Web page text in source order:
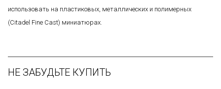
использовать на пластиковых, металлических и полимерных
(Citadel Fine Cast) миниатюрах.
НЕ ЗАБУДЬТЕ КУПИТЬ